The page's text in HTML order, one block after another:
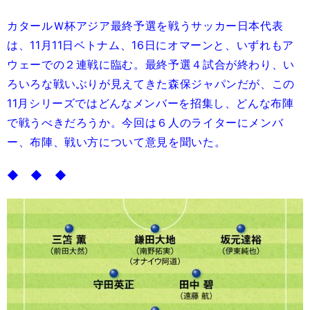
カタールＷ杯アジア最終予選を戦うサッカー日本代表
は、11月11日ベトナム、16日にオマーンと、いずれもア
ウェーでの２連戦に臨む。最終予選４試合が終わり、い
ろいろな戦いぶりが見えてきた森保ジャパンだが、この
11月シリーズではどんなメンバーを招集し、どんな布陣
で戦うべきだろうか。今回は６人のライターにメンバ
ー、布陣、戦い方について意見を聞いた。
◆ ◆ ◆